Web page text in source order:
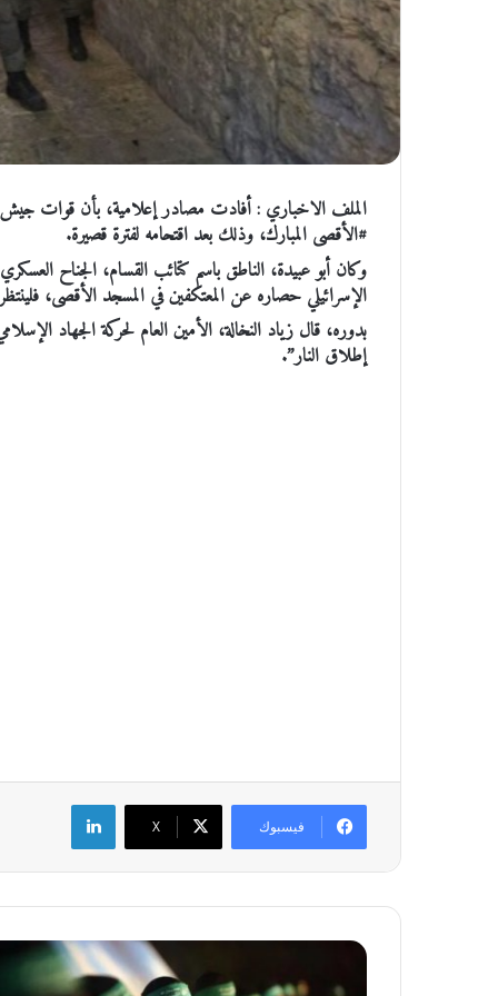
الملف الاخباري : أفادت مصادر إعلامية، بأن قوات
#الأقصى المبارك، وذلك بعد اقتحامه لفترة قصيرة.
وكان أبو عبيدة، الناطق باسم كتائب القسام، الجناح
الإسرائيلي حصاره عن المعتكفين في المسجد الأقصى،
بدوره، قال زياد النخالة، الأمين العام لحركة الجهاد
إطلاق النار”.
فيسبوك ‫X
“